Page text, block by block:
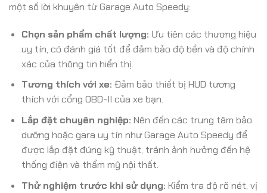
một số lời khuyên từ Garage Auto Speedy:
Chọn sản phẩm chất lượng: Ưu tiên các thương hiệu
uy tín, có đánh giá tốt để đảm bảo độ bền và độ chính
xác của thông tin hiển thị.
Tương thích với xe: Đảm bảo thiết bị HUD tương
thích với cổng OBD-II của xe bạn.
Lắp đặt chuyên nghiệp: Nên đến các trung tâm bảo
dưỡng hoặc gara uy tín như Garage Auto Speedy để
được lắp đặt đúng kỹ thuật, tránh ảnh hưởng đến hệ
thống điện và thẩm mỹ nội thất.
Thử nghiệm trước khi sử dụng: Kiểm tra độ rõ nét, vị